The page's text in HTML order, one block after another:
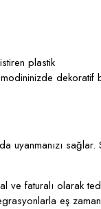
plastik
ve faturalı olarak
eş